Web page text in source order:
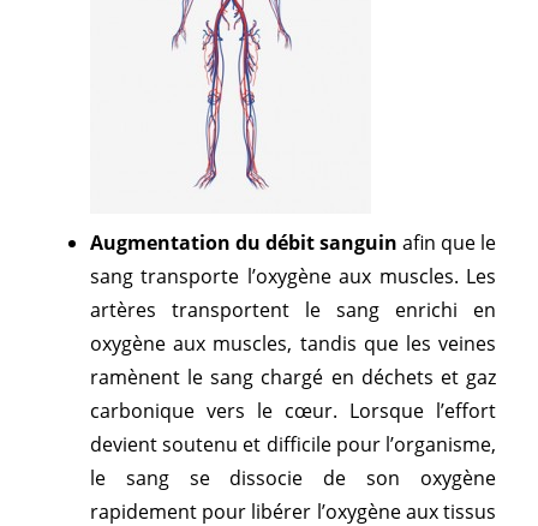
Augmentation du débit sanguin afin que le
sang transporte l’oxygène aux muscles. Les
artères transportent le sang enrichi en
oxygène aux muscles, tandis que les veines
ramènent le sang chargé en déchets et gaz
carbonique vers le cœur. Lorsque l’effort
devient soutenu et difficile pour l’organisme,
le sang se dissocie de son oxygène
rapidement pour libérer l’oxygène aux tissus